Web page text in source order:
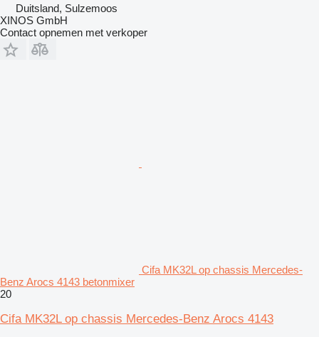
Duitsland, Sulzemoos
XINOS GmbH
Contact opnemen met verkoper
Cifa MK32L op chassis Mercedes-
Benz Arocs 4143 betonmixer
20
Cifa MK32L op chassis Mercedes-Benz Arocs 4143